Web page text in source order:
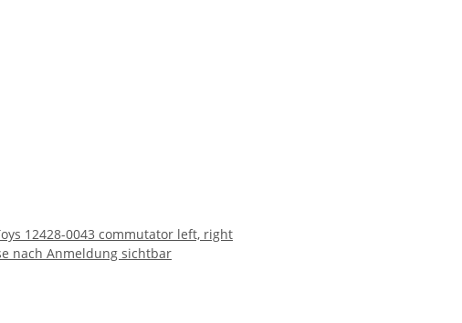
12428-0043 commutator left, right
nach Anmeldung sichtbar